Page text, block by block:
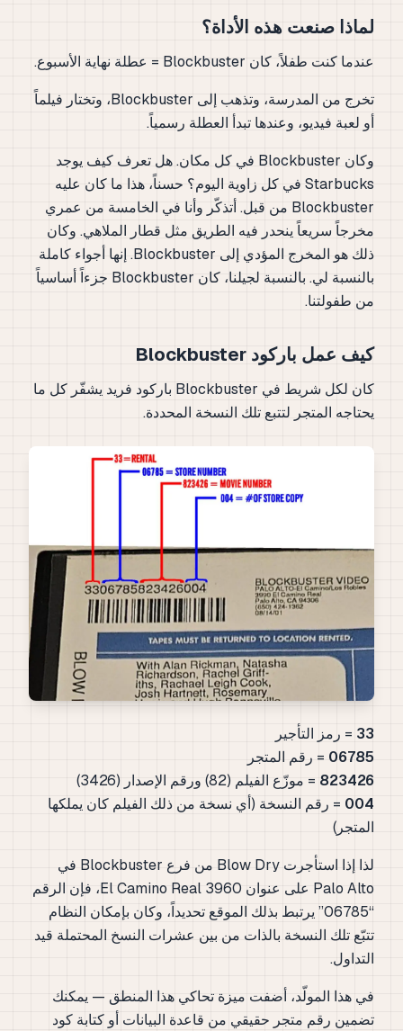
لماذا صنعت هذه الأداة؟
عندما كنت طفلاً، كان Blockbuster = عطلة نهاية الأسبوع.
تخرج من المدرسة، وتذهب إلى Blockbuster، وتختار فيلماً
أو لعبة فيديو، وعندها تبدأ العطلة رسمياً.
وكان Blockbuster في كل مكان. هل تعرف كيف يوجد
Starbucks في كل زاوية اليوم؟ حسناً، هذا ما كان عليه
Blockbuster من قبل. أتذكّر وأنا في الخامسة من عمري
مخرجاً سريعاً ينحدر فيه الطريق مثل قطار الملاهي. وكان
ذلك هو المخرج المؤدي إلى Blockbuster. إنها أجواء كاملة
بالنسبة لي. بالنسبة لجيلنا، كان Blockbuster جزءاً أساسياً
من طفولتنا.
كيف عمل باركود Blockbuster
كان لكل شريط في Blockbuster باركود فريد يشفّر كل ما
يحتاجه المتجر لتتبع تلك النسخة المحددة.
33 = رمز التأجير
06785 = رقم المتجر
823426 = موزّع الفيلم (82) ورقم الإصدار (3426)
004 = رقم النسخة (أي نسخة من ذلك الفيلم كان يملكها
المتجر)
لذا إذا استأجرت Blow Dry
من فرع Blockbuster في
Palo Alto على عنوان 3960 El Camino Real، فإن الرقم
“06785” يرتبط بذلك الموقع تحديداً، وكان بإمكان النظام
تتبّع تلك النسخة بالذات من بين عشرات النسخ المحتملة قيد
التداول.
في هذا المولّد، أضفت ميزة تحاكي هذا المنطق — يمكنك
تضمين رقم متجر حقيقي من قاعدة البيانات أو كتابة كود